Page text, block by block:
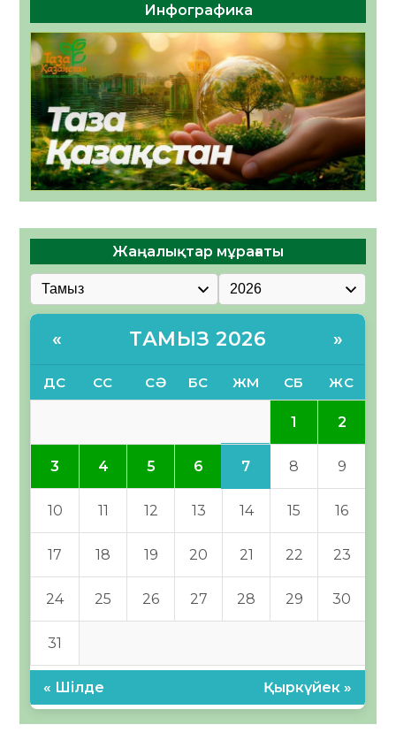
Инфографика
Жаңалықтар мұрағаты
« ТАМЫЗ 2026 »
ДС СС СӘ БС ЖМ СБ ЖС
1 2
3 4 5 6 7 8 9
10 11 12 13 14 15 16
17 18 19 20 21 22 23
24 25 26 27 28 29 30
31
« Шілде Қыркүйек »